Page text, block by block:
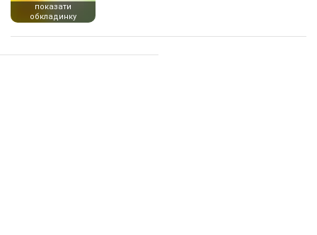
показати
обкладинку